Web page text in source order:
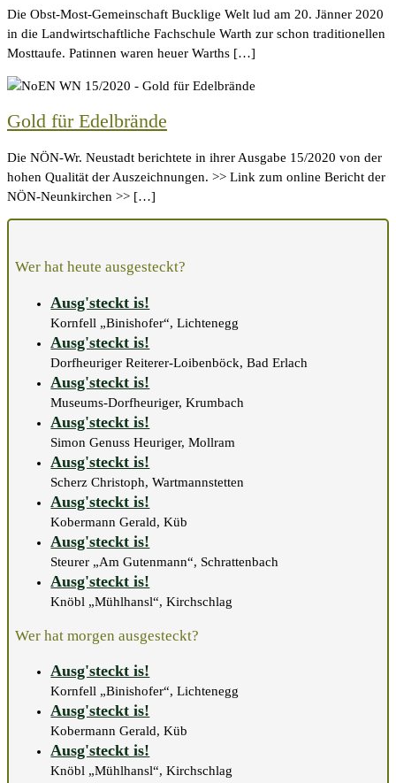
Die Obst-Most-Gemeinschaft Bucklige Welt lud am 20. Jänner 2020
in die Landwirtschaftliche Fachschule Warth zur schon traditionellen
Mosttaufe. Patinnen waren heuer Warths […]
Gold für Edelbrände
Die NÖN-Wr. Neustadt berichtete in ihrer Ausgabe 15/2020 von der
hohen Qualität der Auszeichnungen. >> Link zum online Bericht der
NÖN-Neunkirchen >> […]
Wer hat heute ausgesteckt?
Ausg'steckt is!
Kornfell „Binishofer“, Lichtenegg
Ausg'steckt is!
Dorfheuriger Reiterer-Loibenböck, Bad Erlach
Ausg'steckt is!
Museums-Dorfheuriger, Krumbach
Ausg'steckt is!
Simon Genuss Heuriger, Mollram
Ausg'steckt is!
Scherz Christoph, Wartmannstetten
Ausg'steckt is!
Kobermann Gerald, Küb
Ausg'steckt is!
Steurer „Am Gutenmann“, Schrattenbach
Ausg'steckt is!
Knöbl „Mühlhansl“, Kirchschlag
Wer hat morgen ausgesteckt?
Ausg'steckt is!
Kornfell „Binishofer“, Lichtenegg
Ausg'steckt is!
Kobermann Gerald, Küb
Ausg'steckt is!
Knöbl „Mühlhansl“, Kirchschlag